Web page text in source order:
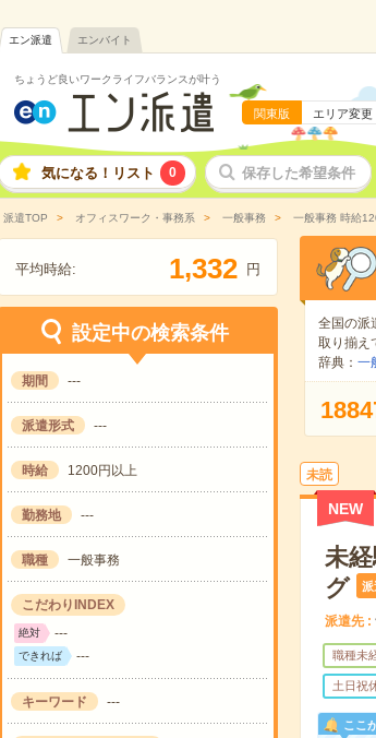
エン派遣 エンバイト
ちょうど良いワークライフバランスが叶う
関東版 エリア変更
気になる！リスト 0 保存した希望条件
派遣TOP オフィスワーク・事務系 一般事務 一般事務 時給
平均時給: 1,332 円
設定中の検索条件
期間 ---
派遣形式 ---
時給 1200円以上
勤務地 ---
職種 一般事務
こだわりINDEX
絶対 ---
できれば ---
キーワード ---
全国の派
取り揃え
辞典： 一
未読
NEW
未
グ
派
派遣先
職種未
土日祝
ここ